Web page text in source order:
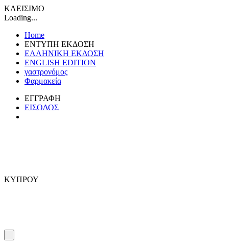
ΚΛΕΙΣΙΜΟ
Loading...
Home
ΕΝΤΥΠΗ ΕΚΔΟΣΗ
ΕΛΛΗΝΙΚΗ ΕΚΔΟΣΗ
ENGLISH EDITION
γαστρονόμος
Φαρμακεία
ΕΓΓΡΑΦΗ
ΕΙΣΟΔΟΣ
ΚΥΠΡΟΥ